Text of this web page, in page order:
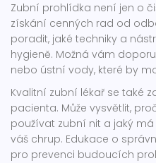
Zubní prohlídka není jen o
získání cenných rad od
poradit, jaké techniky a
hygieně. Možná vám
nebo ústní vody, které by
Kvalitní zubní lékař se také
pacienta. Může vysvětlit,
používat zubní nit a jaký
váš chrup. Edukace o
pro prevenci budoucích